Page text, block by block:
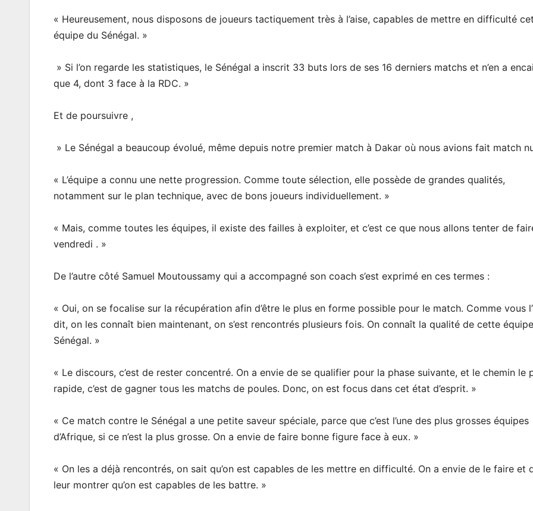
« Heureusement, nous disposons de joueurs tactiquement très à l’aise, capables de mettre en difficulté
équipe du Sénégal. »
» Si l’on regarde les statistiques, le Sénégal a inscrit 33 buts lors de ses 16 derniers matchs et n’en a
que 4, dont 3 face à la RDC. »
Et de poursuivre ,
» Le Sénégal a beaucoup évolué, même depuis notre premier match à Dakar où nous avions fait match
« L’équipe a connu une nette progression. Comme toute sélection, elle possède de grandes qualités,
notamment sur le plan technique, avec de bons joueurs individuellement. »
« Mais, comme toutes les équipes, il existe des failles à exploiter, et c’est ce que nous allons tenter de
vendredi . »
De l’autre côté Samuel Moutoussamy qui a accompagné son coach s’est exprimé en ces termes :
« Oui, on se focalise sur la récupération afin d’être le plus en forme possible pour le match. Comme vous
dit, on les connaît bien maintenant, on s’est rencontrés plusieurs fois. On connaît la qualité de cette
Sénégal. »
« Le discours, c’est de rester concentré. On a envie de se qualifier pour la phase suivante, et le chemin le
rapide, c’est de gagner tous les matchs de poules. Donc, on est focus dans cet état d’esprit. »
« Ce match contre le Sénégal a une petite saveur spéciale, parce que c’est l’une des plus grosses équipes
d’Afrique, si ce n’est la plus grosse. On a envie de faire bonne figure face à eux. »
« On les a déjà rencontrés, on sait qu’on est capables de les mettre en difficulté. On a envie de le faire et
leur montrer qu’on est capables de les battre. »